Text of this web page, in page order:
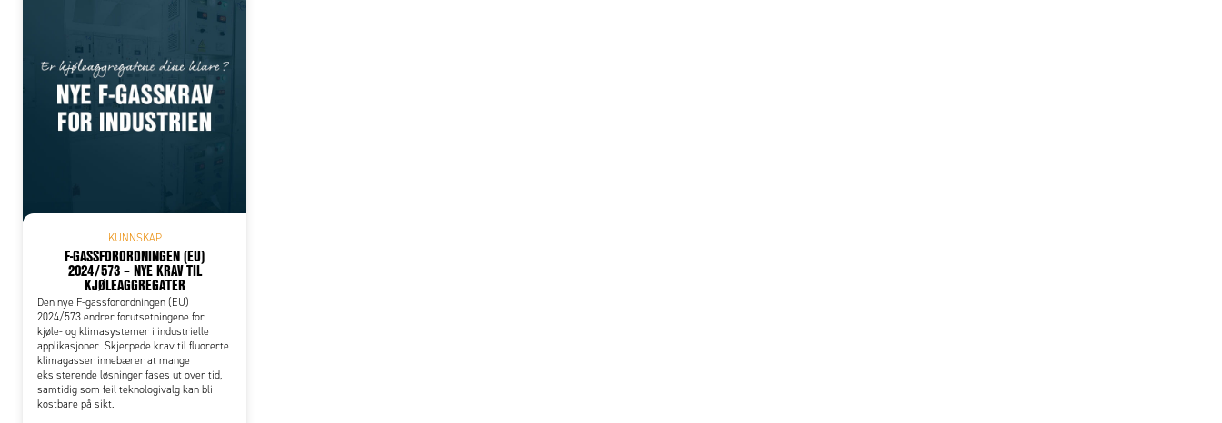
KUNNSKAP
F-GASSFORORDNINGEN (EU)
2024/573 – NYE KRAV TIL
KJØLEAGGREGATER
Den nye F-gassforordningen (EU)
2024/573 endrer forutsetningene for
kjøle- og klimasystemer i industrielle
applikasjoner. Skjerpede krav til fluorerte
klimagasser innebærer at mange
eksisterende løsninger fases ut over tid,
samtidig som feil teknologivalg kan bli
kostbare på sikt.